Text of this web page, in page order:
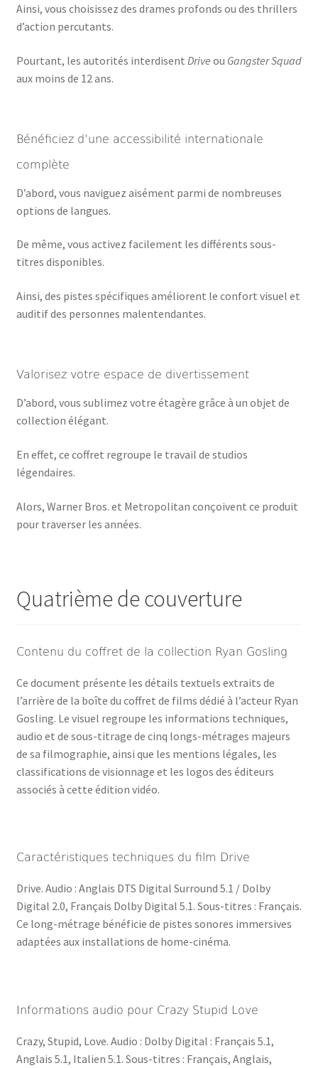
Ainsi, vous choisissez des drames profonds ou des thrillers
d’action percutants.
Pourtant, les autorités interdisent Drive ou Gangster Squad
aux moins de 12 ans.
Bénéficiez d’une accessibilité internationale
complète
D’abord, vous naviguez aisément parmi de nombreuses
options de langues.
De même, vous activez facilement les différents sous-
titres disponibles.
Ainsi, des pistes spécifiques améliorent le confort visuel et
auditif des personnes malentendantes.
Valorisez votre espace de divertissement
D’abord, vous sublimez votre étagère grâce à un objet de
collection élégant.
En effet, ce coffret regroupe le travail de studios
légendaires.
Alors, Warner Bros. et Metropolitan conçoivent ce produit
pour traverser les années.
Quatrième de couverture
Contenu du coffret de la collection Ryan Gosling
Ce document présente les détails textuels extraits de
l’arrière de la boîte du coffret de films dédié à l’acteur Ryan
Gosling. Le visuel regroupe les informations techniques,
audio et de sous-titrage de cinq longs-métrages majeurs
de sa filmographie, ainsi que les mentions légales, les
classifications de visionnage et les logos des éditeurs
associés à cette édition vidéo.
Caractéristiques techniques du film Drive
Drive. Audio : Anglais DTS Digital Surround 5.1 / Dolby
Digital 2.0, Français Dolby Digital 5.1. Sous-titres : Français.
Ce long-métrage bénéficie de pistes sonores immersives
adaptées aux installations de home-cinéma.
Informations audio pour Crazy Stupid Love
Crazy, Stupid, Love. Audio : Dolby Digital : Français 5.1,
Anglais 5.1, Italien 5.1. Sous-titres : Français, Anglais,